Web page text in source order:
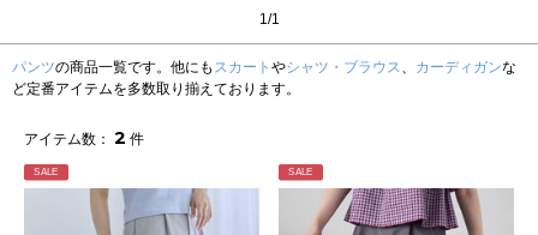
1/1
パンツの商品一覧です。他にも スカート やシャツ・ブラウス、 カーディガンな
ど定番アイテムを多数取り揃えております。
アイテム数： 2 件
SALE SALE